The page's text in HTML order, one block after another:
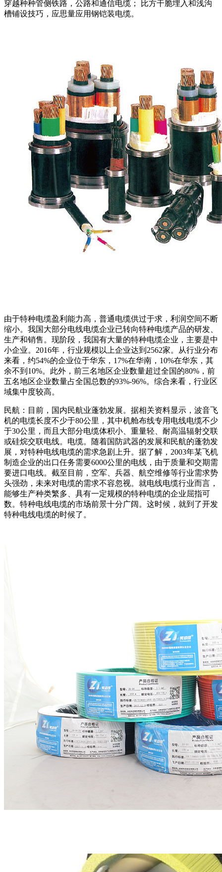
穿越种种管侧铁路，公路和通信电缆； 比方干脆埋入和浅沟
槽铺设技巧，应思量应用钢铠装电缆。
由于特种电缆盈利能力高，普通电缆供过于求，利润空间不断
缩小。我国大部分电线电缆企业已转向特种电缆产品的研发、
生产和销售。现阶段，我国有大量的特种电缆企业，主要是中
小企业。2016年，行业规模以上企业达到2562家。从行业分布
来看，约54%的企业位于华东，17%在华南，10%在华东，其
余不到10%。此外，前三名地区企业数量超过全国的80%，前
五名地区企业数量占全国总数的93%-96%。综合来看，行业区
域集中度较高。
民航：目前，国内民航业蓬勃发展。据相关资料显示，波音飞
机的电缆长度不少于80公里，其中机舱布线专用电线电缆不少
于30公里，而且大部分电缆体积小、重量轻、耐高温辐射交联
或硅烷交联电线。电缆。随着国防武器的发展和民航的蓬勃发
展，对特种电线电缆的需求急剧上升。据了解，2003年某飞机
制造企业的出口任务需要6000公里的电线，由于质量和交期需
要进口电线。截至目前，空军、兵器、航空维修等行业需求势
头强劲，未来对电缆的需求不容忽视。就电线电缆行业而言，
能够生产种类繁多、具有一定规模的特种电缆的企业屈指可
数。特种电线电缆的市场前景十分广阔。这时候，就到了开发
特种电线电缆的时候了。